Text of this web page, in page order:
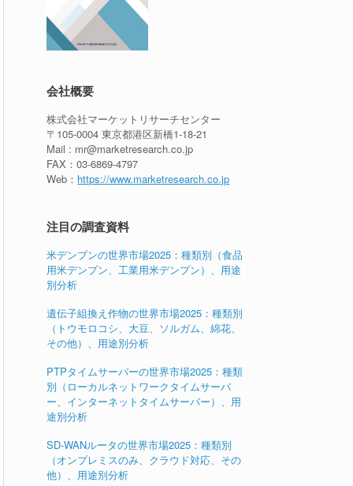
会社概要
株式会社マーケットリサーチセンター
〒105-0004 東京都港区新橋1-18-21
Mail : mr@marketresearch.co.jp
FAX：03-6869-4797
Web： https://www.marketresearch.co.jp
注目の調査資料
米デンプンの世界市場2025：種類別（食品
用米デンプン、工業用米デンプン）、用途
別分析
遺伝子組換え作物の世界市場2025：種類別
（トウモロコシ、大豆、ソルガム、綿花、
その他）、用途別分析
PTPタイムサーバーの世界市場2025：種類
別（ローカルネットワークタイムサーバ
ー、インターネットタイムサーバー）、用
途別分析
SD-WANルータの世界市場2025：種類別
（オンプレミスのみ、クラウド対応、その
他）、用途別分析